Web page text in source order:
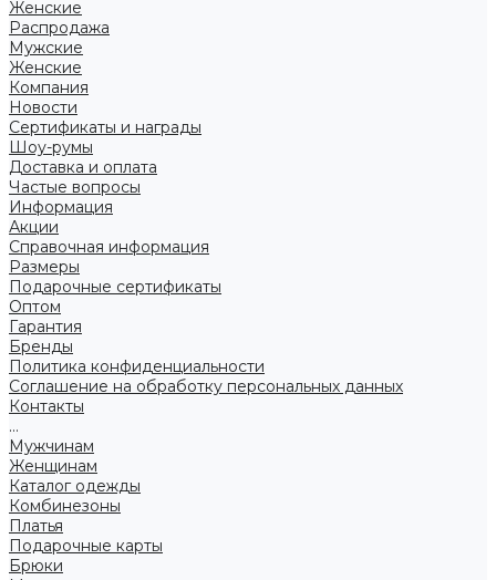
Женские
Распродажа
Мужские
Женские
Компания
Новости
Сертификаты и награды
Шоу-румы
Доставка и оплата
Частые вопросы
Информация
Акции
Справочная информация
Размеры
Подарочные сертификаты
Оптом
Гарантия
Бренды
Политика конфиденциальности
Соглашение на обработку персональных данных
Контакты
...
Мужчинам
Женщинам
Каталог одежды
Комбинезоны
Платья
Подарочные карты
Брюки